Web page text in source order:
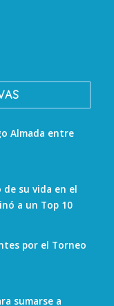
Almada entre
su vida en el
a un Top 10
por el Torneo
sumarse a